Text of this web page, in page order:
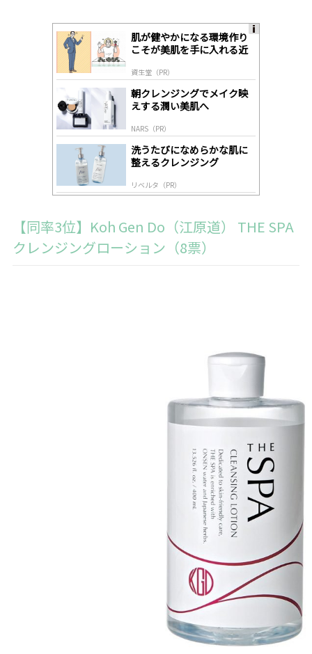
肌が健やかになる環境作り
こそが美肌を手に入れる近
資生堂（PR）
朝クレンジングでメイク映
えする潤い美肌へ
NARS（PR）
洗うたびになめらかな肌に
整えるクレンジング
リベルタ（PR）
【同率3位】Koh Gen Do（江原道） THE SPA
クレンジングローション（8票）